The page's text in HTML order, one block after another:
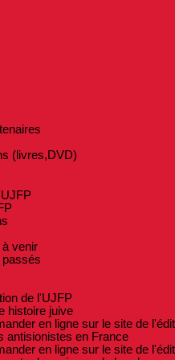
(livres,DVD)
venir
de l'UJFP
histoire juive
en ligne sur le site de
antisionistes en France
en ligne sur le site de